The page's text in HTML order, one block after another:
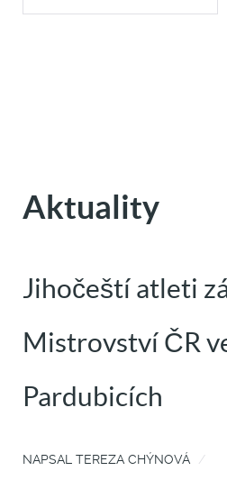
Aktuality
Jihočeští atleti
Mistrovství ČR
Pardubicích
NAPSAL TEREZA CHÝNOVÁ